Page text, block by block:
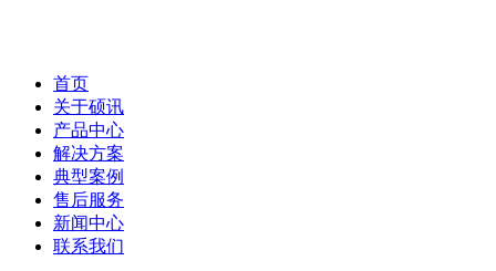
首页
关于硕讯
产品中心
解决方案
典型案例
售后服务
新闻中心
联系我们